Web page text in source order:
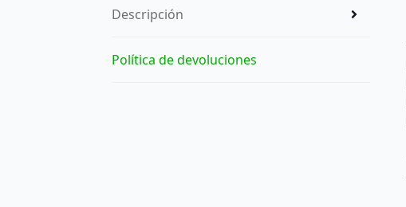
Descripción
Política de devoluciones